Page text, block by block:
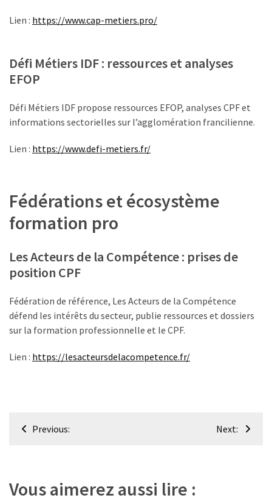
Lien : https://www.cap-metiers.pro/
Défi Métiers IDF : ressources et analyses
EFOP
Défi Métiers IDF propose ressources EFOP, analyses CPF et
informations sectorielles sur l’agglomération francilienne.
Lien : https://www.defi-metiers.fr/
Fédérations et écosystème
formation pro
Les Acteurs de la Compétence : prises de
position CPF
Fédération de référence, Les Acteurs de la Compétence
défend les intérêts du secteur, publie ressources et dossiers
sur la formation professionnelle et le CPF.
Lien : https://lesacteursdelacompetence.fr/
Navigation
Previous: Next:
Vous aimerez aussi lire :